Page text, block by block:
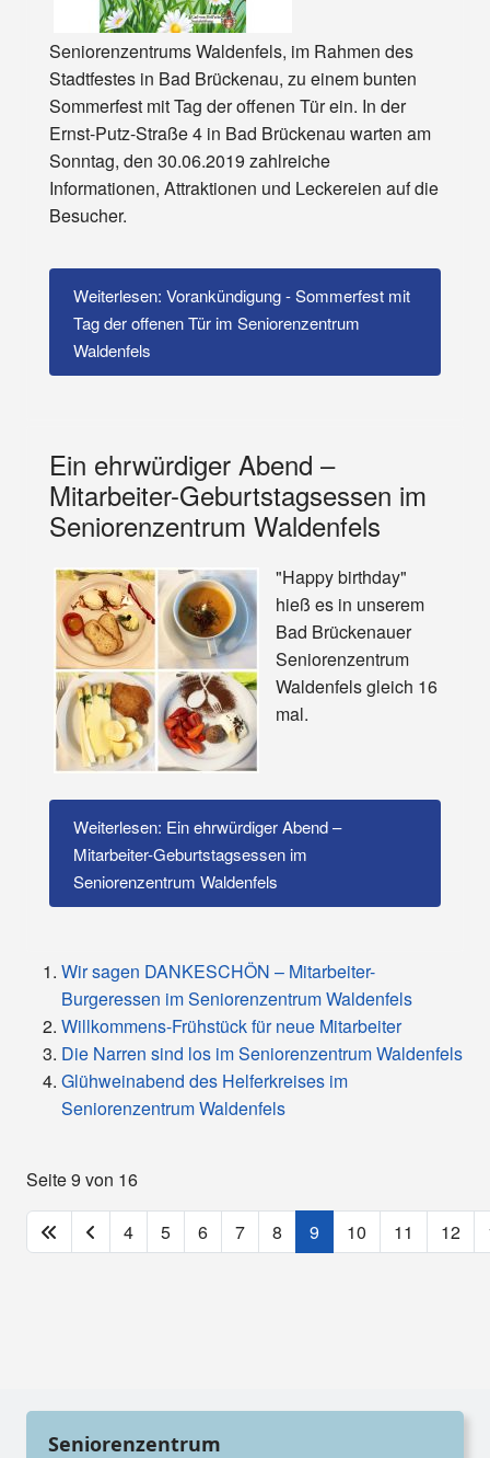
Seniorenzentrums Waldenfels, im Rahmen des
Stadtfestes in Bad Brückenau, zu einem bunten
Sommerfest mit Tag der offenen Tür ein. In der
Ernst-Putz-Straße 4 in Bad Brückenau warten am
Sonntag, den 30.06.2019 zahlreiche
Informationen, Attraktionen und Leckereien auf die
Besucher.
Weiterlesen: Vorankündigung - Sommerfest mit
Tag der offenen Tür im Seniorenzentrum
Waldenfels
Ein ehrwürdiger Abend –
Mitarbeiter-Geburtstagsessen im
Seniorenzentrum Waldenfels
"Happy birthday"
hieß es in unserem
Bad Brückenauer
Seniorenzentrum
Waldenfels gleich 16
mal.
Weiterlesen: Ein ehrwürdiger Abend –
Mitarbeiter-Geburtstagsessen im
Seniorenzentrum Waldenfels
Wir sagen DANKESCHÖN – Mitarbeiter-
Burgeressen im Seniorenzentrum Waldenfels
Willkommens-Frühstück für neue Mitarbeiter
Die Narren sind los im Seniorenzentrum Waldenfels
Glühweinabend des Helferkreises im
Seniorenzentrum Waldenfels
Seite 9 von 16
4 5 6 7 8 9 10 11 12
Seniorenzentrum